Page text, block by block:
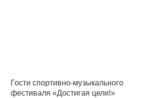
Гости спортивно-музыкального
фестиваля «Достигая цели!»